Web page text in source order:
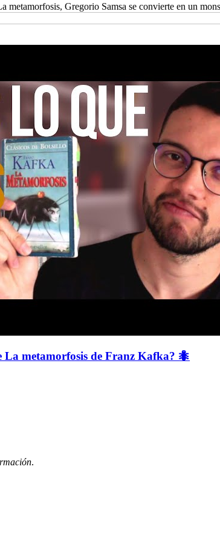
metamorfosis, Gregorio Samsa se convierte en un
La metamorfosis de Franz Kafka? 🐜
.